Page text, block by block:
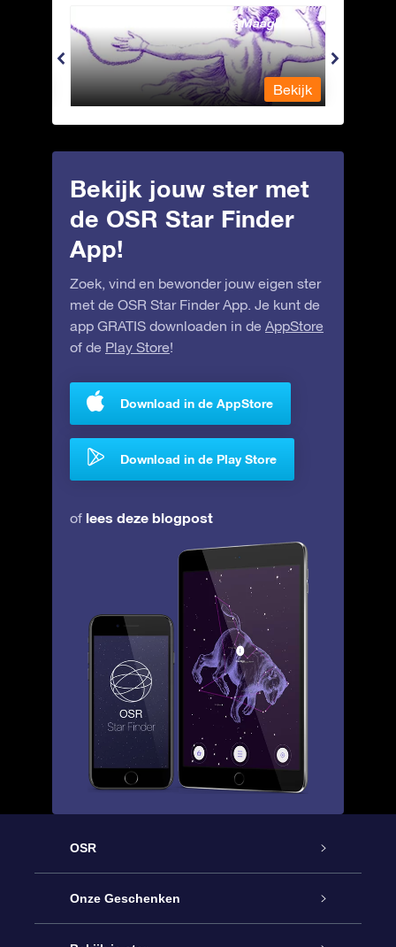
Andromeda - Geketende Maagd
Bekijk
Bekijk jouw ster met
de OSR Star Finder
App!
Zoek, vind en bewonder jouw eigen ster
met de OSR Star Finder App. Je kunt de
app GRATIS downloaden in de AppStore
of de Play Store!
Download in de AppStore
Download in de Play Store
of lees deze blogpost
OSR
Service
Onze Geschenken